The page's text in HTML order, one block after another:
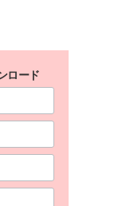
ロード